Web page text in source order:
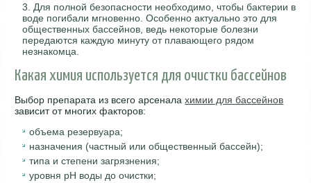
Для полной безопасности необходимо, чтобы бактерии в
воде погибали мгновенно. Особенно актуально это для
общественных бассейнов, ведь некоторые болезни
передаются каждую минуту от плавающего рядом
незнакомца.
Какая химия используется для очистки бассейнов
Выбор препарата из всего арсеналахимии для бассейнов
зависит от многих факторов:
объема резервуара;
назначения (частный или общественный бассейн);
типа и степени загрязнения;
уровня рН воды до очистки;